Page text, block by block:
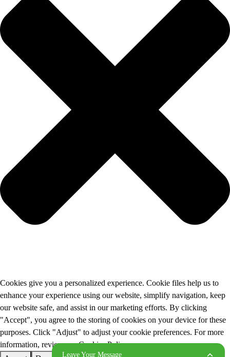
Leave Your Message
Cookies give you a personalized experience. Cookie files help us to
enhance your experience using our website, simplify navigation, keep
our website safe, and assist in our marketing efforts. By clicking
"Accept", you agree to the storing of cookies on your device for these
purposes. Click "Adjust" to adjust your cookie preferences. For more
information, review our Cookies Policy.